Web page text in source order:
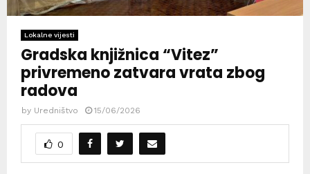
Lokalne vijesti
Gradska knjižnica “Vitez”
privremeno zatvara vrata zbog
radova
by Uredništvo 15/06/2026
0